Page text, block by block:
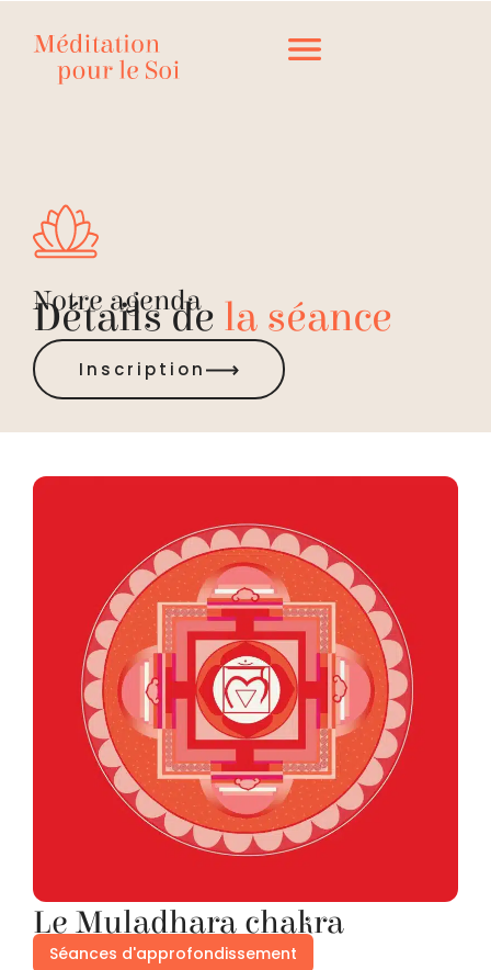
Notre agenda
Détails de la séance
Inscription
Le Muladhara chakra
Séances d'approfondissement